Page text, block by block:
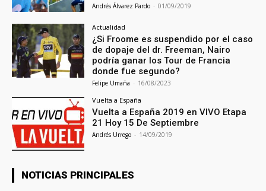
Andrés Álvarez Pardo - 01/09/2019
Actualidad
¿Si Froome es suspendido por el caso
de dopaje del dr. Freeman, Nairo
podría ganar los Tour de Francia
donde fue segundo?
Felipe Umaña - 16/08/2023
Vuelta a España
Vuelta a España 2019 en VIVO Etapa
21 Hoy 15 De Septiembre
Andrés Urrego - 14/09/2019
NOTICIAS PRINCIPALES